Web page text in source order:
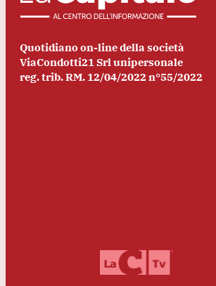
Quotidiano on-line della società
ViaCondotti21 Srl unipersonale
reg. trib. RM. 12/04/2022 n°55/2022